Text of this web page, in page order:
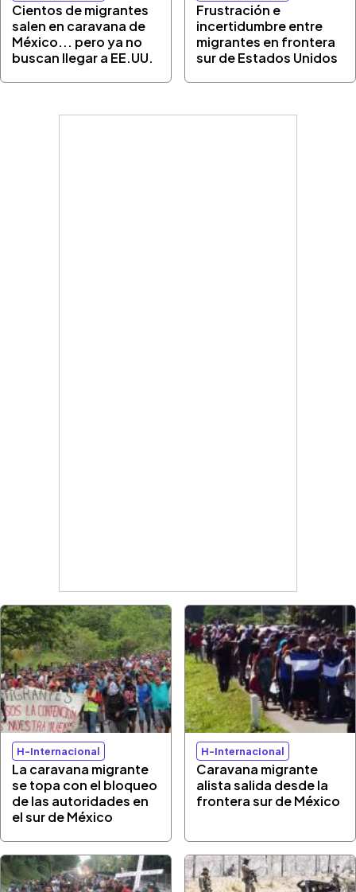
Cientos de migrantes
salen en caravana de
México... pero ya no
buscan llegar a EE.UU.
Frustración e
incertidumbre entre
migrantes en frontera
sur de Estados Unidos
H-Internacional
La caravana migrante
se topa con el bloqueo
de las autoridades en
el sur de México
H-Internacional
Caravana migrante
alista salida desde la
frontera sur de México